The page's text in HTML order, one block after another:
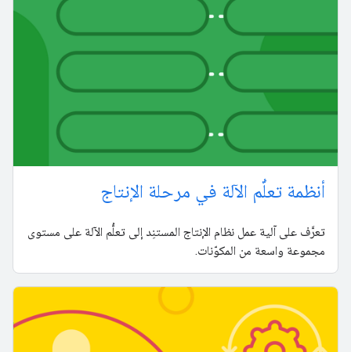
أنظمة تعلُّم الآلة في مرحلة الإنتاج
تعرَّف على آلية عمل نظام الإنتاج المستنِد إلى تعلُّم الآلة على مستوى
مجموعة واسعة من المكوّنات.